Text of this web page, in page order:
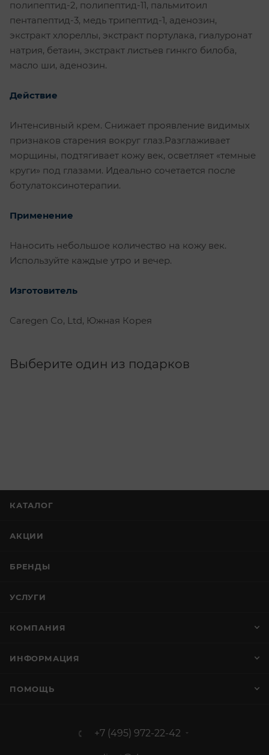
полипептид-2, полипептид-11, пальмитоил
пентапептид-3, медь трипептид-1, аденозин,
экстракт хлореллы, экстракт портулака, гиалуронат
натрия, бетаин, экстракт листьев гинкго билоба,
масло ши, аденозин.
Действие
Интенсивный крем. Снижает проявление видимых
признаков старения вокруг глаз.Разглаживает
морщины, подтягивает кожу век, осветляет «темные
круги» под глазами. Идеально сочетается после
ботулатоксинотерапии.
Применение
Наносить небольшое количество на кожу век.
Используйте каждые утро и вечер.
Изготовитель
Caregen Со, Ltd, Южная Корея
Выберите один из подарков
КАТАЛОГ
АКЦИИ
БРЕНДЫ
УСЛУГИ
КОМПАНИЯ
ИНФОРМАЦИЯ
ПОМОЩЬ
+7 (495) 972-22-42